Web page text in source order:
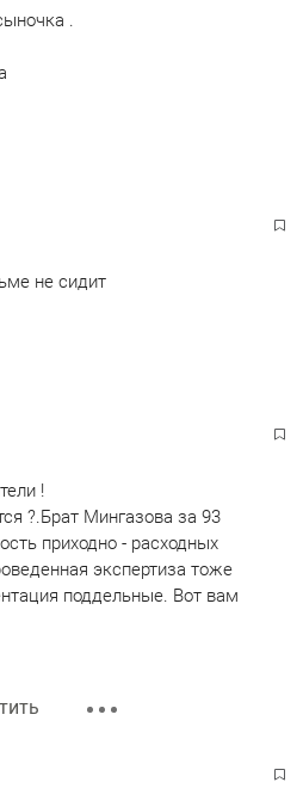
.
не сидит
!
?.Брат Мингазова за 93
приходно - расходных
экспертиза тоже
поддельные. Вот вам